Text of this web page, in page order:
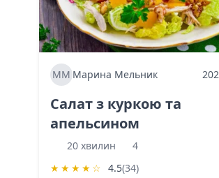
ММ Марина Мельник
Салат з куркою та
апельсином
20 хвилин
4
★ ★ ★ ★ ☆ 4.5(34)